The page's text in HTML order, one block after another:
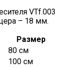
VTf.003
– 18 мм.
Размер
80 см
100 см